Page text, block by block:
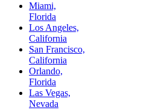
Miami,
Florida
Los Angeles,
California
San Francisco,
California
Orlando,
Florida
Las Vegas,
Nevada